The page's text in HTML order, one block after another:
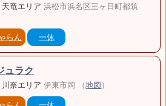
天竜エリア浜松市浜名区三ヶ日町都筑
らん 一休
ュラク
川奈エリア伊東市岡 （地図）